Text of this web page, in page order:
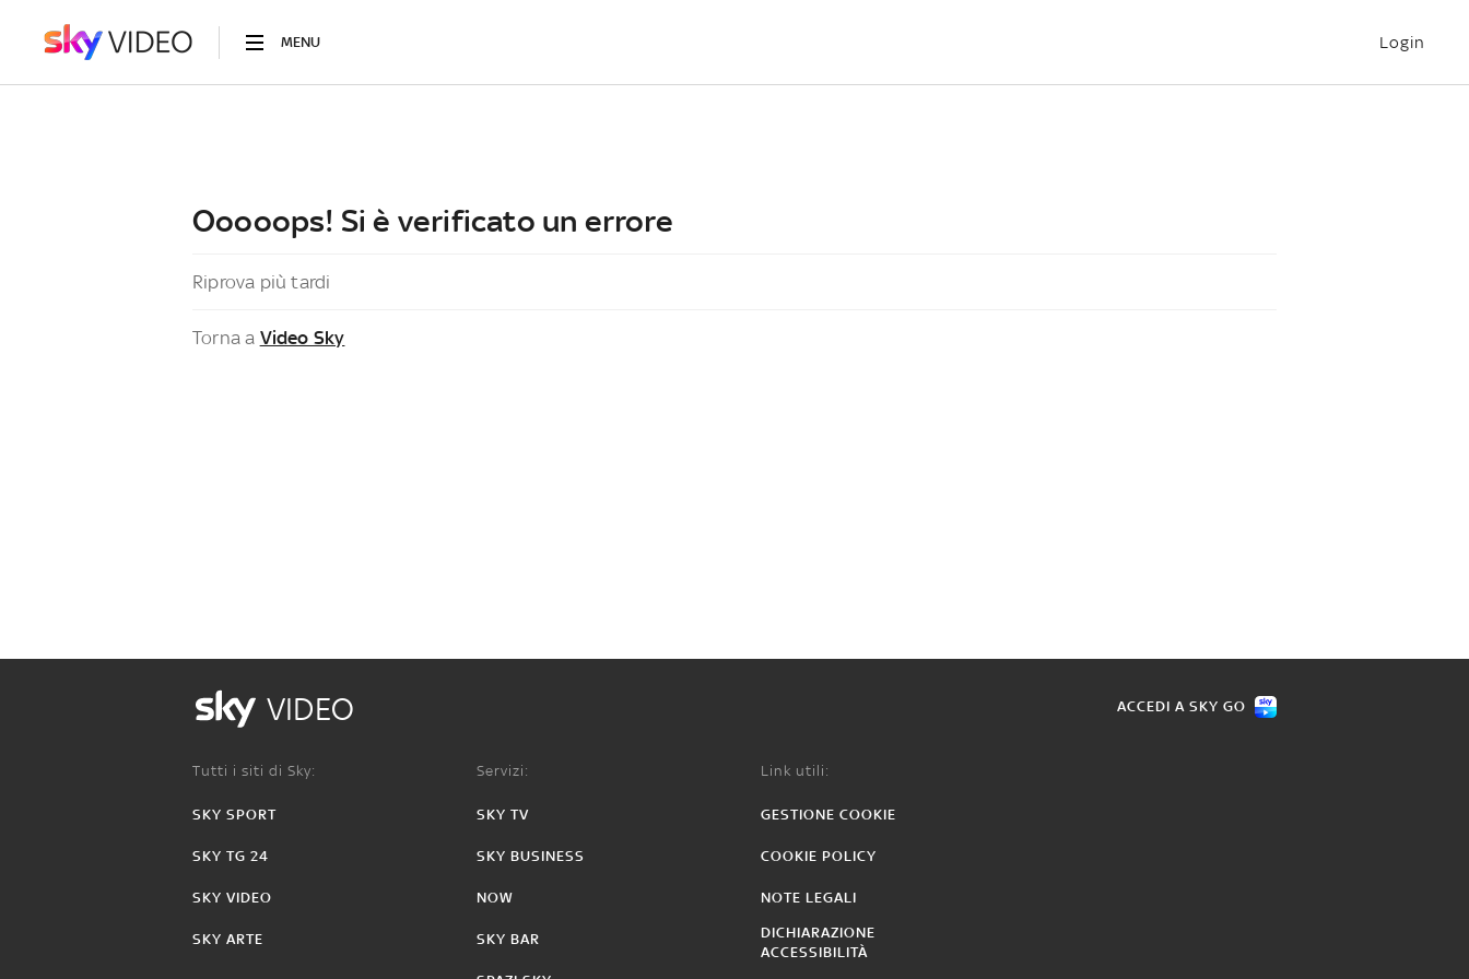
MENU Login
Ooooops! Si è verificato un errore
Riprova più tardi
Torna a Video Sky
VIDEO ACCEDI A SKY GO
Tutti i siti di Sky:
SKY SPORT
SKY TG 24
SKY VIDEO
SKY ARTE
Servizi:
SKY TV
SKY BUSINESS
NOW
SKY BAR
Link utili:
GESTIONE COOKIE
COOKIE POLICY
NOTE LEGALI
DICHIARAZIONE
ACCESSIBILITÀ